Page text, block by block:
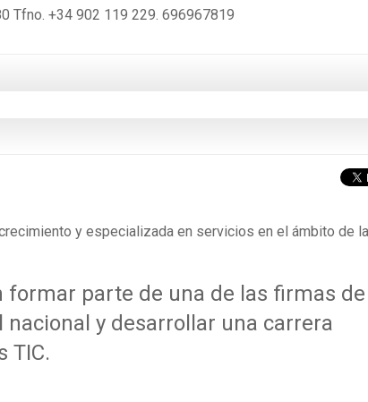
Tfno. +34 902 119 229. 696967819
y especializada en servicios en el ámbito de
formar parte de una de las firmas de
y desarrollar una carrera
TIC.